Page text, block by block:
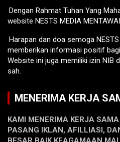
Dengan Rahmat Tuhan Yang
website NESTS MEDIA
Harapan dan doa semoga
memberikan informasi positif
Website ini juga memiliki izin NIB
sah.
MENERIMA KERJA
KAMI MENERIMA KERJA
PASANG IKLAN, AFILLIASI,